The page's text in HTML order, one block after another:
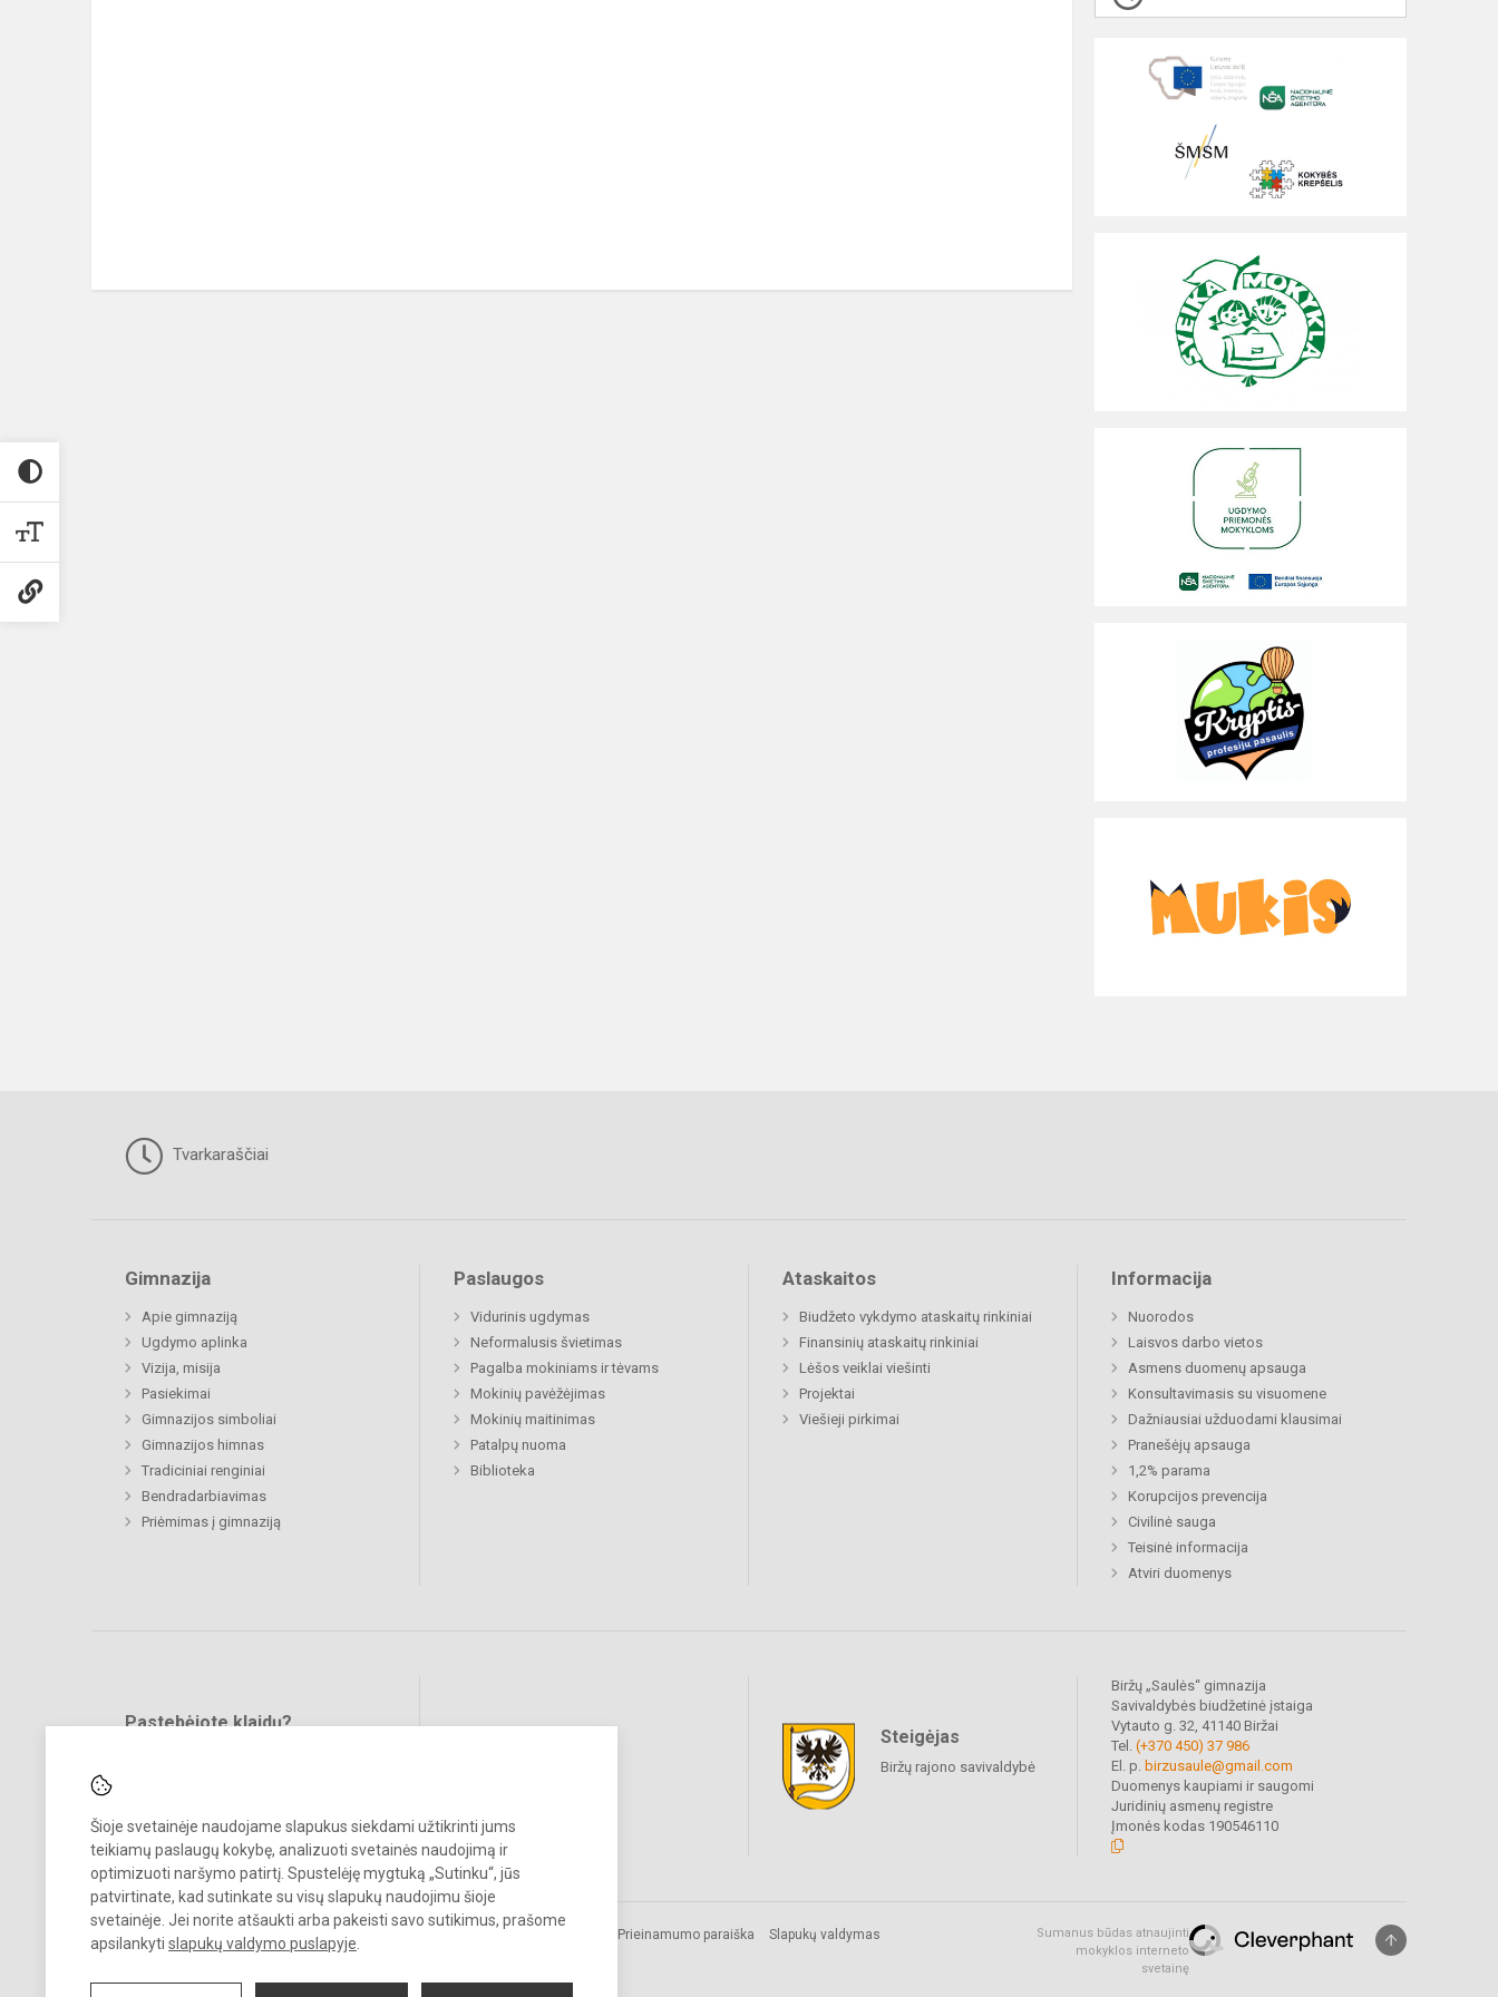
Šioje svetainėje naudojame slapukus siekdami užtikrinti jums
teikiamų paslaugų kokybę, analizuoti svetainės naudojimą ir
optimizuoti naršymo patirtį. Spustelėję mygtuką „Sutinku“, jūs
patvirtinate, kad sutinkate su visų slapukų naudojimu šioje
svetainėje. Jei norite atšaukti arba pakeisti savo sutikimus, prašome
apsilankyti slapukų valdymo puslapyje
Tvarkaraščiai
Gimnazija
Apie gimnaziją
Ugdymo aplinka
Vizija, misija
Pasiekimai
Gimnazijos simboliai
Gimnazijos himnas
Tradiciniai renginiai
Bendradarbiavimas
Priėmimas į gimnaziją
Paslaugos
Vidurinis ugdymas
Neformalusis švietimas
Pagalba mokiniams ir tėvams
Mokinių pavėžėjimas
Mokinių maitinimas
Patalpų nuoma
Biblioteka
Ataskaitos
Biudžeto vykdymo ataskaitų rinkiniai
Finansinių ataskaitų rinkiniai
Lėšos veiklai viešinti
Projektai
Viešieji pirkimai
Informacija
Nuorodos
Laisvos darbo vietos
Asmens duomenų apsauga
Konsultavimasis su visuomene
Dažniausiai užduodami klausimai
Pranešėjų apsauga
1,2% parama
Korupcijos prevencija
Civilinė sauga
Teisinė informacija
Atviri duomenys
Pastebėjote klaidų?
Steigėjas
Biržų rajono savivaldybė
Biržų „Saulės“ gimnazija
Savivaldybės biudžetinė įstaiga
Vytauto g. 32, 41140 Biržai
Tel. (+370 450) 37 986
El. p. birzusaule@gmail.com
Duomenys kaupiami ir saugomi
Juridinių asmenų registre
Įmonės kodas 190546110
© 2021. Biržų „Saulės“ gimnazija. Visos teisės saugomos.
Kopijuoti turinį be raštiško gimnazijos sutikimo griežtai draudžiama.
Prieinamumo paraiška Slapukų valdymas
Sumanus būdas atnaujinti
mokyklos interneto
svetainę